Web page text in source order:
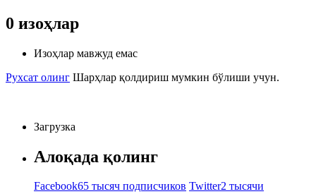
0 изоҳлар
Изоҳлар мавжуд емас
Рухсат олинг Шарҳлар қолдириш мумкин бўлиши учун.
Загрузка
Алоқада қолинг
Facebook65 тысяч подписчиков Twitter2 тысячи